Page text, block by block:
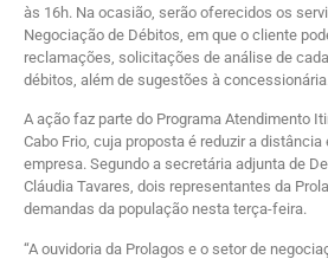
às 16h. Na ocasião, serão oferecidos os
Negociação de Débitos, em que o cliente
reclamações, solicitações de análise de
débitos, além de sugestões à concessionária.
A ação faz parte do Programa Atendimento
Cabo Frio, cuja proposta é reduzir a
empresa. Segundo a secretária adjunta de
Cláudia Tavares, dois representantes da
demandas da população nesta terça-feira.
“A ouvidoria da Prolagos e o setor de